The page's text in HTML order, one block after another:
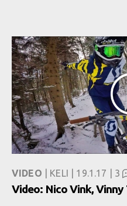
VIDEO | KELI | 19.1.17 | 3
Video: Nico Vink, Vinny